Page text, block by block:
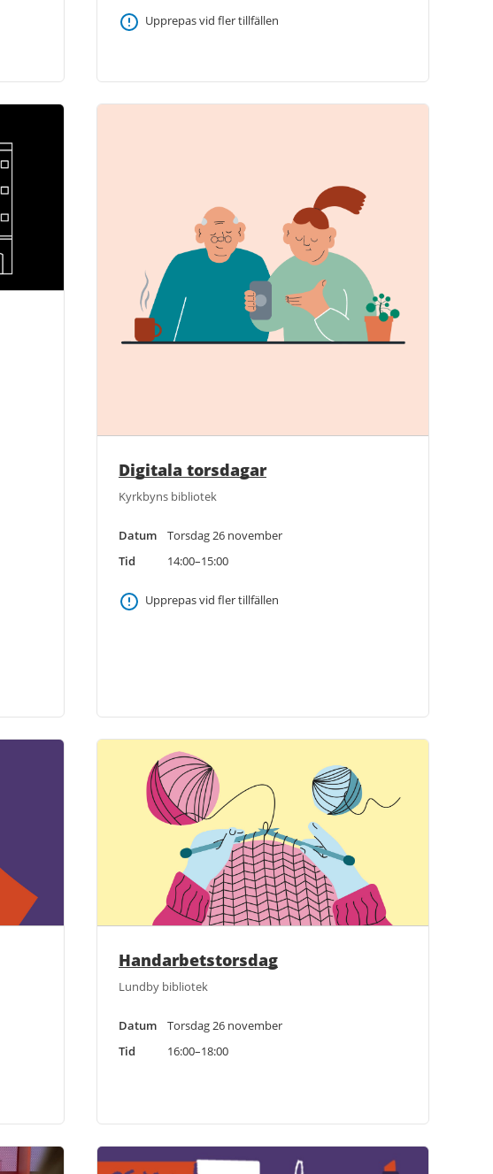
Upprepas vid fler tillfällen
Digitala torsdagar
Kyrkbyns bibliotek
Datum
Torsdag 26 november
Tid
14:00–15:00
Upprepas vid fler tillfällen
Handarbetstorsdag
Lundby bibliotek
Datum
Torsdag 26 november
Tid
16:00–18:00